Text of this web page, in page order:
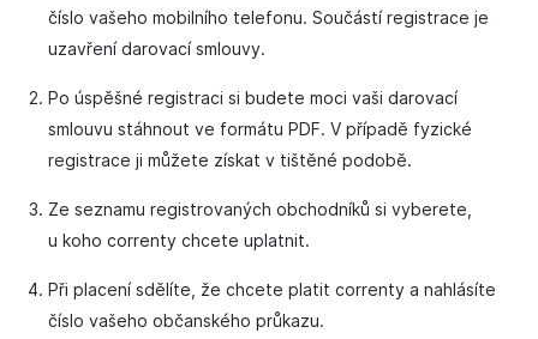
číslo vašeho mobilního telefonu. Součástí registrace je
uzavření darovací smlouvy.
Po úspěšné registraci si budete moci vaši darovací
smlouvu stáhnout ve formátu PDF. V případě fyzické
registrace ji můžete získat v tištěné podobě.
Ze seznamu registrovaných obchodníků si vyberete,
u koho correnty chcete uplatnit.
Při placení sdělíte, že chcete platit correnty a nahlásíte
číslo vašeho občanského průkazu.